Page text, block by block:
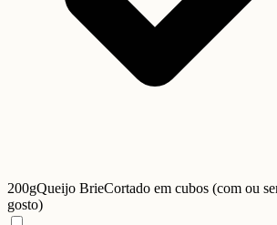
200gQueijo BrieCortado em cubos (com ou
gosto)